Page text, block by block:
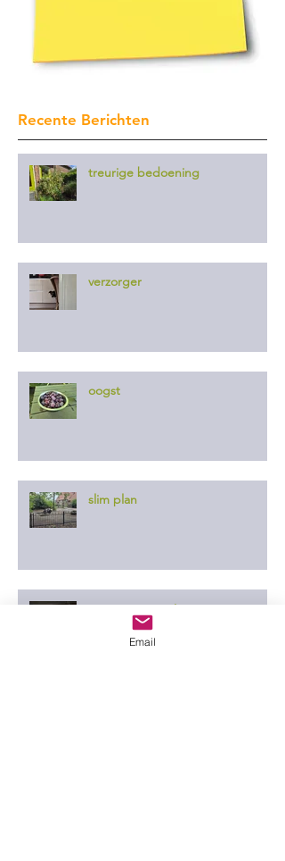
Recente Berichten
treurige bedoening
verzorger
oogst
slim plan
er ontgaat ze niets
Email